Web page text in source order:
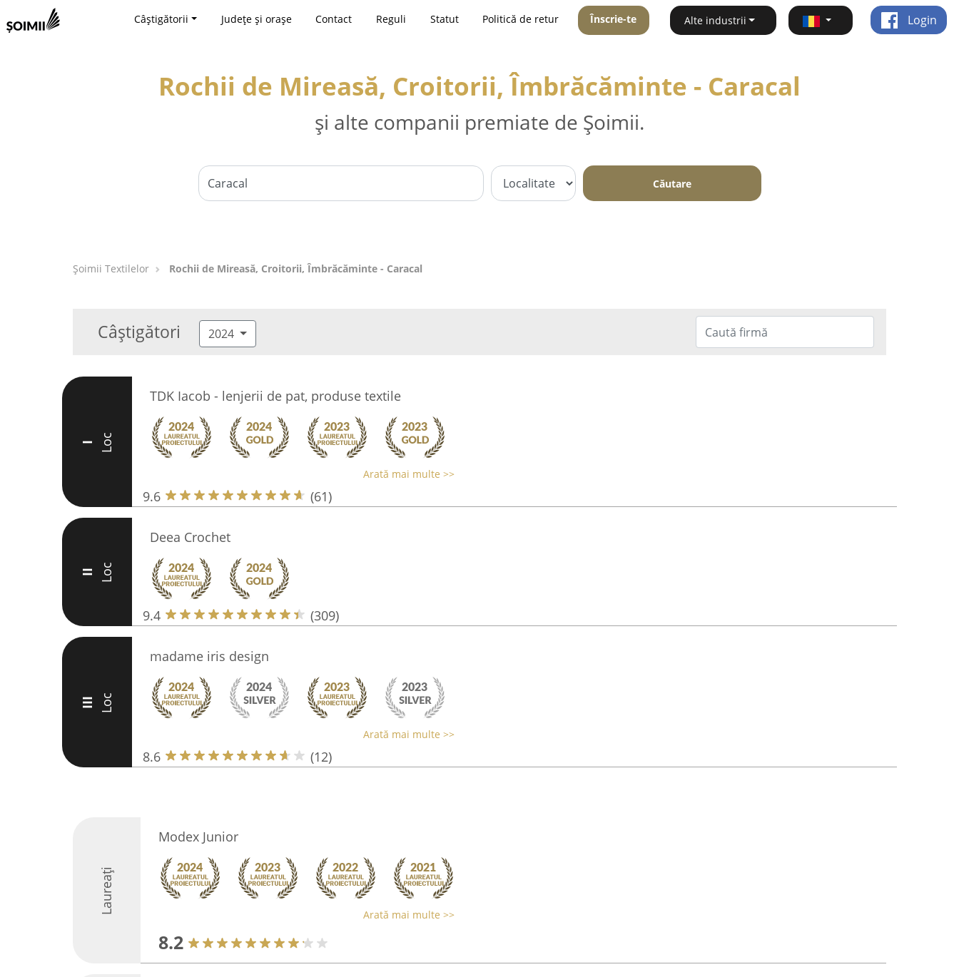
Câștigătorii Județe și orașe Contact Reguli Statut Politică de retur Înscrie-te Alte industrii Login
Rochii de Mireasă, Croitorii, Îmbrăcăminte - Caracal
și alte companii premiate de Șoimii.
Căutare
Șoimii Textilelor Rochii de Mireasă, Croitorii, Îmbrăcăminte - Caracal
Câștigători 2024
I Loc
TDK Iacob - lenjerii de pat, produse textile
Arată mai multe >>
9.6 (61)
II Loc
Deea Crochet
9.4 (309)
III Loc
madame iris design
Arată mai multe >>
8.6 (12)
Laureați
Modex Junior
Arată mai multe >>
8.2